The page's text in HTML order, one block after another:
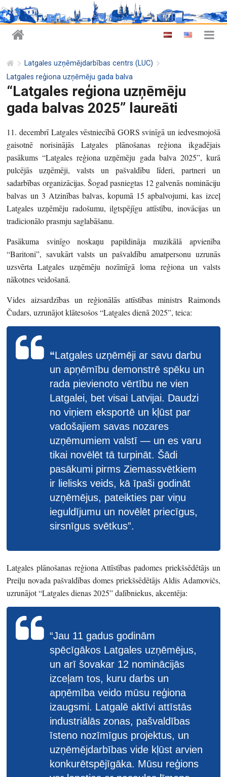
Latgales uzņēmējdarbības centrs (LUC)
Latgales reģiona uzņēmēju gada balva
“Latgales reģiona uzņēmēju
gada balvas 2025” laureāti
11. decembrī Latgales vēstniecībā GORS svinīgā un iedvesmojošā
gaisotnē norisinājās Latgales plānošanas reģiona ikgadējais
pasākums “Latgales reģiona uzņēmēju gada balva 2025”, kurā
pulcējās uzņēmēji, valsts un pašvaldību līderi, partneri un
sadarbības organizācijas. Šogad pasniegtas 12 galvenās nomināciju
balvas un 3 Atzinības balvas, kopumā 15 apbalvojumi, kas izceļ
Latgales uzņēmēju radošumu, ilgtspējīgu attīstību, inovācijas un
tradicionālo prasmju saglabāšanu.
Pasākuma svinīgo noskaņu papildināja muzikālā apvienība
“Baritoni”, savukārt valsts un pašvaldību amatpersonu uzrunās
uzsvērta Latgales uzņēmēju nozīmīgā loma reģiona un valsts
nākotnes veidošanā.
Vides aizsardzības un reģionālās attīstības ministrs Raimonds
Čudars, uzrunājot klātesošos “Latgales dienā 2025”, teica:
“Latgales uzņēmēji ar savu darbu
un apņēmību demonstrē spēku un
rada pievienoto vērtību ne vien
Latgalei, bet visai Latvijai. Daudzi
no viņiem eksportē un kļūst par
vadošajiem savas nozares
uzņēmumiem valstī — un es varu
tikai novēlēt tā turpināt. Šādi
pasākumi pirms Ziemassvētkiem
ir lielisks veids, kā īpaši godināt
uzņēmējus, pateikties par viņu
ieguldījumu un novēlēt priecīgus,
sirsnīgus svētkus”.
Latgales plānošanas reģiona Attīstības padomes priekšsēdētājs un
Preiļu novada pašvaldības domes priekšsēdētājs Aldis Adamovičs,
uzrunājot “Latgales dienas 2025” dalībniekus, akcentēja:
“Jau 11 gadus godinām
spēcīgākos Latgales uzņēmējus,
un arī šovakar 12 nominācijās
izceļam tos, kuru darbs un
apņēmība veido mūsu reģiona
izaugsmi. Latgalē aktīvi attīstās
industriālās zonas, pašvaldības
īsteno nozīmīgus projektus, un
uzņēmējdarbības vide kļūst arvien
konkurētspējīgāka. Mūsu reģions